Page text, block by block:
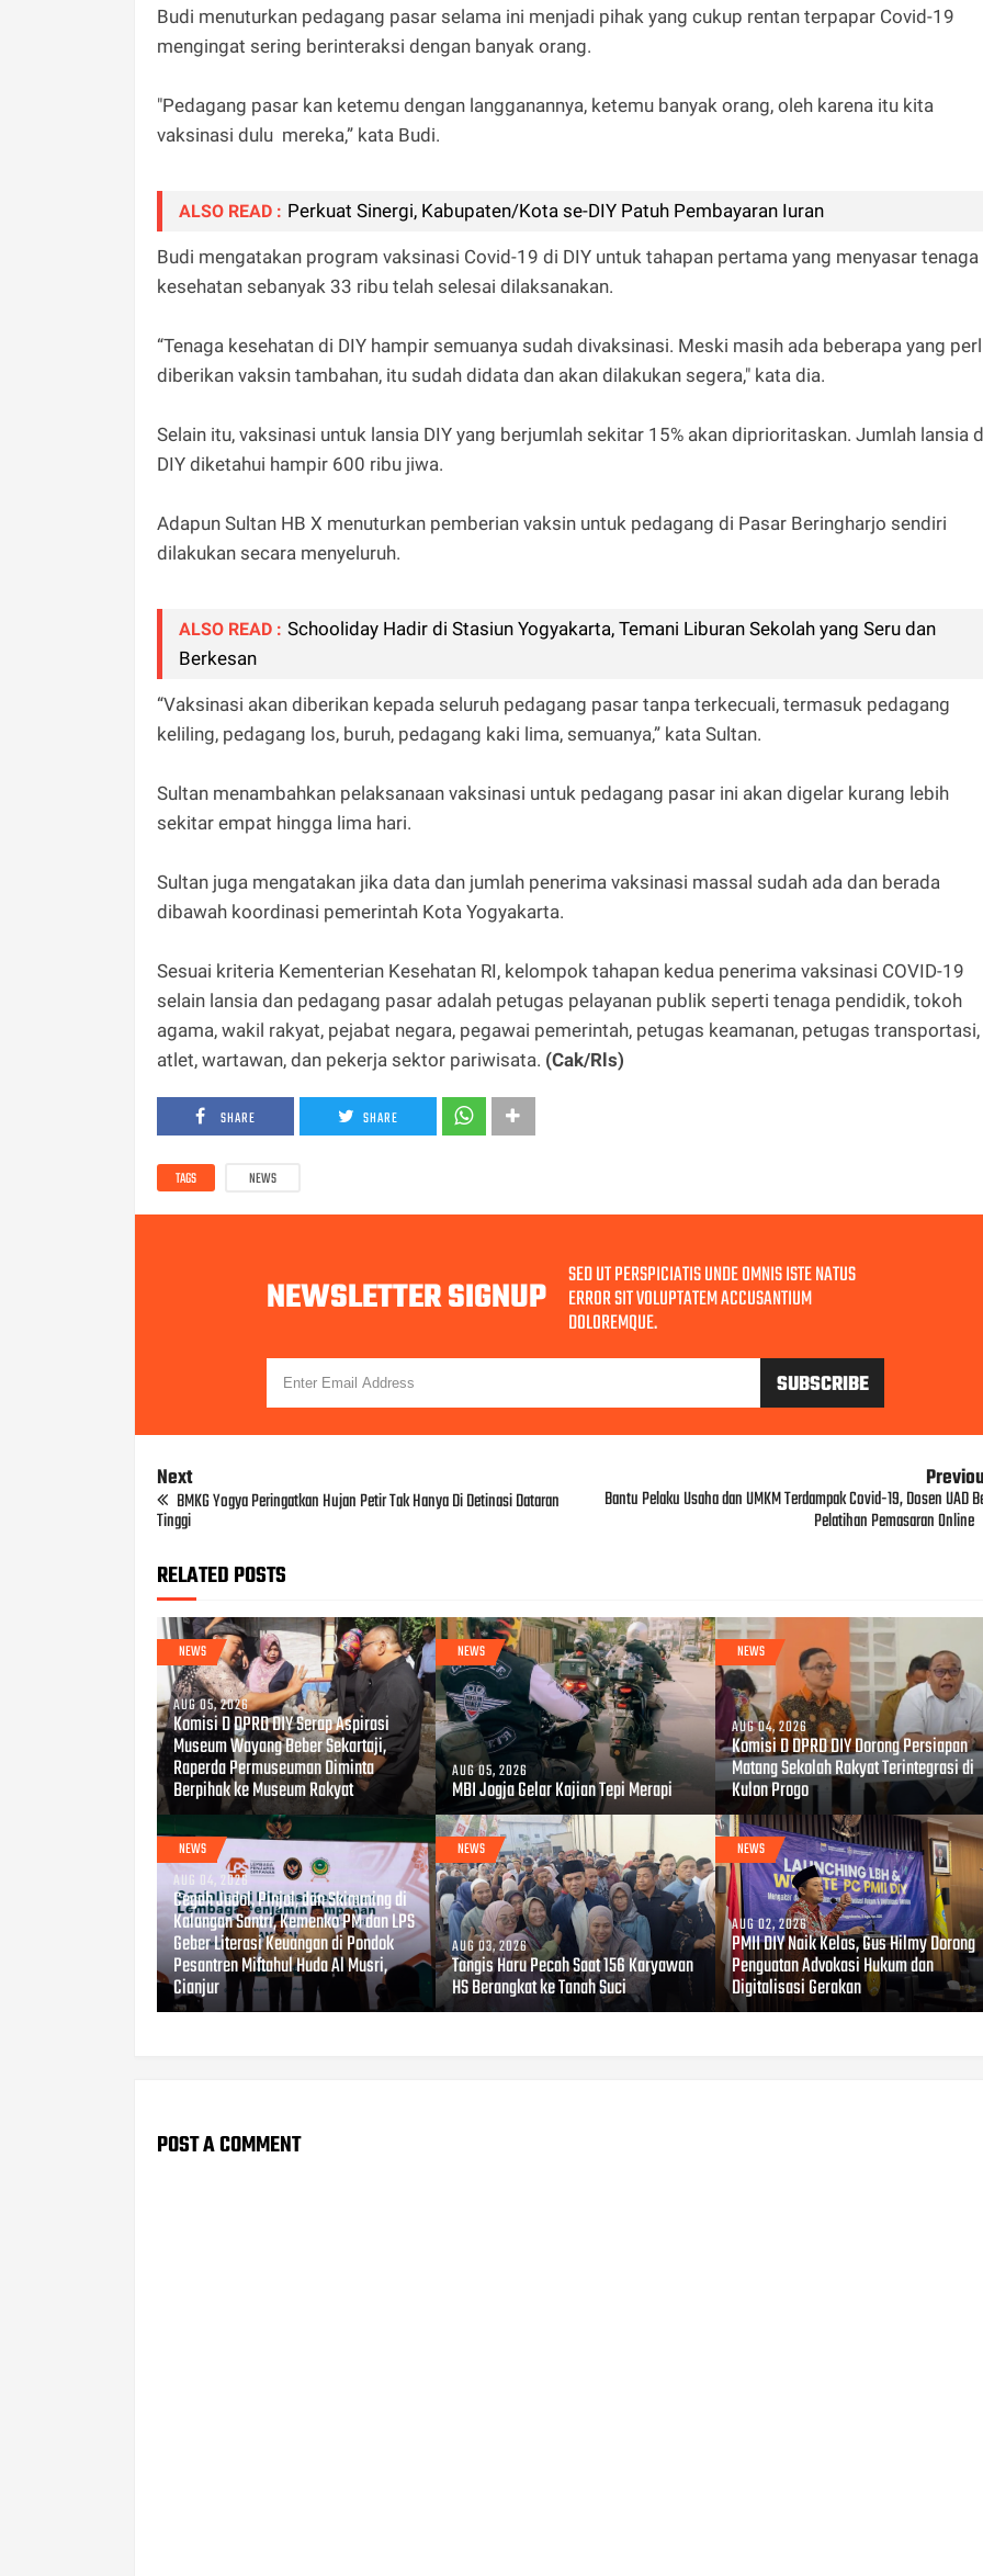
Budi menuturkan pedagang pasar selama ini menjadi pihak yang cukup rentan terpapar Covid-19
mengingat sering berinteraksi dengan banyak orang.
"Pedagang pasar kan ketemu dengan langganannya, ketemu banyak orang, oleh karena itu kita
vaksinasi dulu mereka,” kata Budi.
ALSO READ : Perkuat Sinergi, Kabupaten/Kota se-DIY Patuh Pembayaran Iuran
Budi mengatakan program vaksinasi Covid-19 di DIY untuk tahapan pertama yang menyasar tenaga
kesehatan sebanyak 33 ribu telah selesai dilaksanakan.
“Tenaga kesehatan di DIY hampir semuanya sudah divaksinasi. Meski masih ada beberapa yang
diberikan vaksin tambahan, itu sudah didata dan akan dilakukan segera," kata dia.
Selain itu, vaksinasi untuk lansia DIY yang berjumlah sekitar 15% akan diprioritaskan. Jumlah lansia
DIY diketahui hampir 600 ribu jiwa.
Adapun Sultan HB X menuturkan pemberian vaksin untuk pedagang di Pasar Beringharjo sendiri
dilakukan secara menyeluruh.
ALSO READ : Schooliday Hadir di Stasiun Yogyakarta, Temani Liburan Sekolah yang Seru dan
Berkesan
“Vaksinasi akan diberikan kepada seluruh pedagang pasar tanpa terkecuali, termasuk pedagang
keliling, pedagang los, buruh, pedagang kaki lima, semuanya,” kata Sultan.
Sultan menambahkan pelaksanaan vaksinasi untuk pedagang pasar ini akan digelar kurang lebih
sekitar empat hingga lima hari.
Sultan juga mengatakan jika data dan jumlah penerima vaksinasi massal sudah ada dan berada
dibawah koordinasi pemerintah Kota Yogyakarta.
Sesuai kriteria Kementerian Kesehatan RI, kelompok tahapan kedua penerima vaksinasi COVID-19
selain lansia dan pedagang pasar adalah petugas pelayanan publik seperti tenaga pendidik, tokoh
agama, wakil rakyat, pejabat negara, pegawai pemerintah, petugas keamanan, petugas transportasi,
atlet, wartawan, dan pekerja sektor pariwisata. (Cak/Rls)
SHARE SHARE
TAGS NEWS
NEWSLETTER SIGNUP SED UT PERSPICIATIS UNDE OMNIS ISTE NATUS
ERROR SIT VOLUPTATEM ACCUSANTIUM
DOLOREMQUE.
Next
BMKG Yogya Peringatkan Hujan Petir Tak Hanya Di Detinasi Dataran
Tinggi
Bantu Pelaku Usaha dan UMKM Terdampak Covid-19, Dosen UAD
Pelatihan Pemasaran Online
RELATED POSTS
NEWS
AUG 05, 2026
Komisi D DPRD DIY Serap Aspirasi
Museum Wayang Beber Sekartaji,
Raperda Permuseuman Diminta
Berpihak ke Museum Rakyat
NEWS
AUG 05, 2026
MBI Jogja Gelar Kajian Tepi Merapi
NEWS
AUG 04, 2026
Komisi D DPRD DIY Dorong Persiapan
Matang Sekolah Rakyat Terintegrasi di
Kulon Progo
NEWS
AUG 04, 2026
Cegah Judol, Pinjol, dan Skimming di
Kalangan Santri, Kemenko PM dan LPS
Geber Literasi Keuangan di Pondok
Pesantren Miftahul Huda Al Musri,
Cianjur
NEWS
AUG 03, 2026
Tangis Haru Pecah Saat 156 Karyawan
HS Berangkat ke Tanah Suci
NEWS
AUG 02, 2026
PMII DIY Naik Kelas, Gus Hilmy Dorong
Penguatan Advokasi Hukum dan
Digitalisasi Gerakan
POST A COMMENT